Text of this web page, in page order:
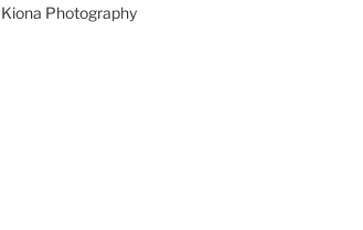
Kiona Photography